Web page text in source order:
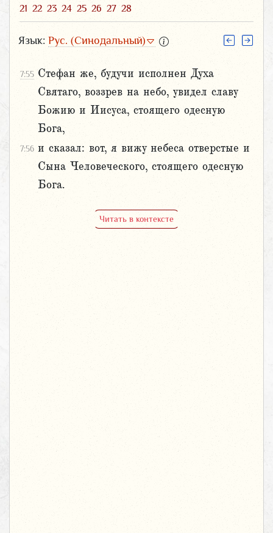
21 22 23 24 25 26 27 28
Язык: Рус. (Синодальный)
7:55 Стефан же, будучи исполнен Духа
Святаго, воззрев на небо, увидел славу
Божию и Иисуса, стоящего одесную
Бога,
7:56 и сказал: вот, я вижу небеса отверстые и
Сына Человеческого, стоящего одесную
Бога.
Читать в контексте